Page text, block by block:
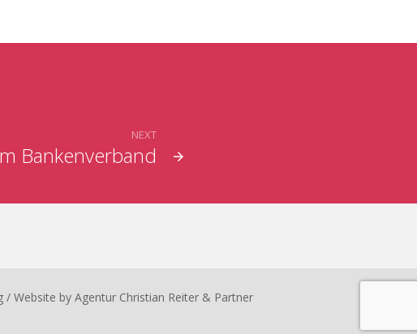
Bankenverband
NEXT
/ Website by Agentur Christian Reiter & Partner